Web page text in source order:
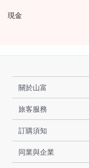
現金
關於山富
旅客服務
訂購須知
同業與企業